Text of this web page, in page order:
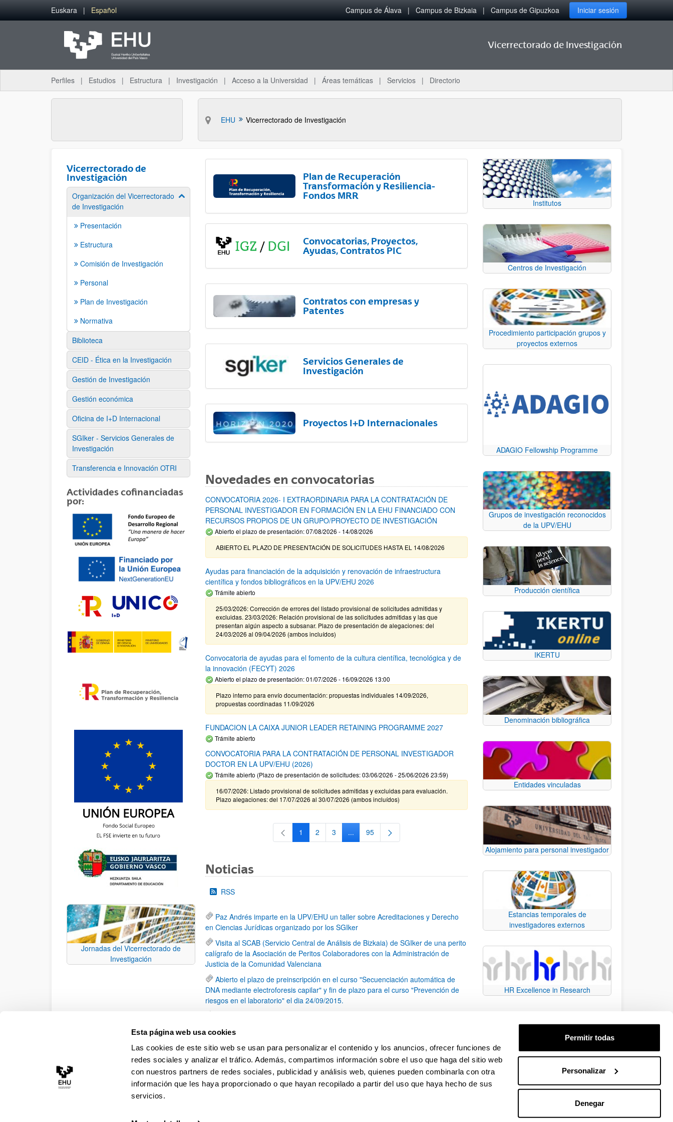
Esta página web usa cookies
Las cookies de este sitio web se usan para personalizar el contenido y los anuncios, ofrecer funciones de
redes sociales y analizar el tráfico. Además, compartimos información sobre el uso que haga del sitio web
con nuestros partners de redes sociales, publicidad y análisis web, quienes pueden combinarla con otra
información que les haya proporcionado o que hayan recopilado a partir del uso que haya hecho de sus
servicios.
Permitir todas
Personalizar
Denegar
Saltar al contenido principal
Euskara Español Campus de Álava Campus de Bizkaia Campus de Gipuzkoa Iniciar sesión
Vicerrectorado de Investigación
Perfiles Estudios Estructura Investigación Acceso a la Universidad Áreas temáticas Servicios Directorio
EHU Vicerrectorado de Investigación
Vicerrectorado de
Investigación
Organización del Vicerrectorado
de Investigación
Mostrar/ocultar subpáginas
Presentación
Estructura
Comisión de Investigación
Personal
Plan de Investigación
Normativa
Biblioteca
CEID - Ética en la Investigación
Gestión de Investigación
Gestión económica
Oficina de I+D Internacional
SGIker - Servicios Generales de
Investigación
Transferencia e Innovación OTRI
Actividades cofinanciadas
por:
Jornadas del Vicerrectorado de
Investigación
Plan de Recuperación
Transformación y Resiliencia-
Fondos MRR
Convocatorias, Proyectos,
Ayudas, Contratos PIC
Contratos con empresas y
Patentes
Servicios Generales de
Investigación
Proyectos I+D Internacionales
Novedades en convocatorias
CONVOCATORIA 2026- I EXTRAORDINARIA PARA LA CONTRATACIÓN DE
PERSONAL INVESTIGADOR EN FORMACIÓN EN LA EHU FINANCIADO CON
RECURSOS PROPIOS DE UN GRUPO/PROYECTO DE INVESTIGACIÓN
Abierto el plazo de presentación: 07/08/2026 - 14/08/2026
ABIERTO EL PLAZO DE PRESENTACIÓN DE SOLICITUDES HASTA EL 14/08/2026
Ayudas para financiación de la adquisición y renovación de infraestructura
científica y fondos bibliográficos en la UPV/EHU 2026
Trámite abierto
25/03/2026: Corrección de errores del listado provisional de solicitudes admitidas y
excluidas. 23/03/2026: Relación provisional de las solicitudes admitidas y las que
presentan algún aspecto a subsanar. Plazo de presentación de alegaciones: del
24/03/2026 al 09/04/2026 (ambos incluídos)
Convocatoria de ayudas para el fomento de la cultura científica, tecnológica y de
la innovación (FECYT) 2026
Abierto el plazo de presentación: 01/07/2026 - 16/09/2026 13:00
Plazo interno para envío documentación: propuestas individuales 14/09/2026,
propuestas coordinadas 11/09/2026
FUNDACION LA CAIXA JUNIOR LEADER RETAINING PROGRAMME 2027
Trámite abierto
CONVOCATORIA PARA LA CONTRATACIÓN DE PERSONAL INVESTIGADOR
DOCTOR EN LA UPV/EHU (2026)
Trámite abierto (Plazo de presentación de solicitudes: 03/06/2026 - 25/06/2026 23:59)
16/07/2026: Listado provisional de solicitudes admitidas y excluidas para evaluación.
Plazo alegaciones: del 17/07/2026 al 30/07/2026 (ambos incluídos)
Página
1 Página
2 Página
3 ...Páginas intermedias Use TAB para desplazarse.
Página
95
Noticias
RSS
Paz Andrés imparte en la UPV/EHU un taller sobre Acreditaciones y Derecho
en Ciencias Jurídicas organizado por los SGIker
Visita al SCAB (Servicio Central de Análisis de Bizkaia) de SGIker de una perito
calígrafo de la Asociación de Peritos Colaboradores con la Administración de
Justicia de la Comunidad Valenciana
Abierto el plazo de preinscripción en el curso "Secuenciación automática de
DNA mediante electroforesis capilar" y fin de plazo para el curso "Prevención de
riesgos en el laboratorio" el dia 24/09/2015.
Central de Análisis de Araba) de los SGIker
Página
1 ...Páginas intermedias Use TAB para desplazarse.
Página
36 Página
37 Página
38 ...Páginas intermedias Use TAB para desplazarse.
Página
79
Institutos
Centros de Investigación
Procedimiento participación grupos y
proyectos externos
ADAGIO Fellowship Programme
Grupos de investigación reconocidos
de la UPV/EHU
Producción científica
IKERTU
Denominación bibliográfica
Entidades vinculadas
Alojamiento para personal investigador
Estancias temporales de
investigadores externos
HR Excellence in Research